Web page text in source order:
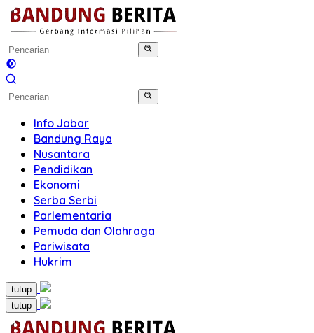
Info Jabar
Bandung Raya
Nusantara
Pendidikan
Ekonomi
Serba Serbi
Parlementaria
Pemuda dan Olahraga
Pariwisata
Hukrim
tutup
tutup